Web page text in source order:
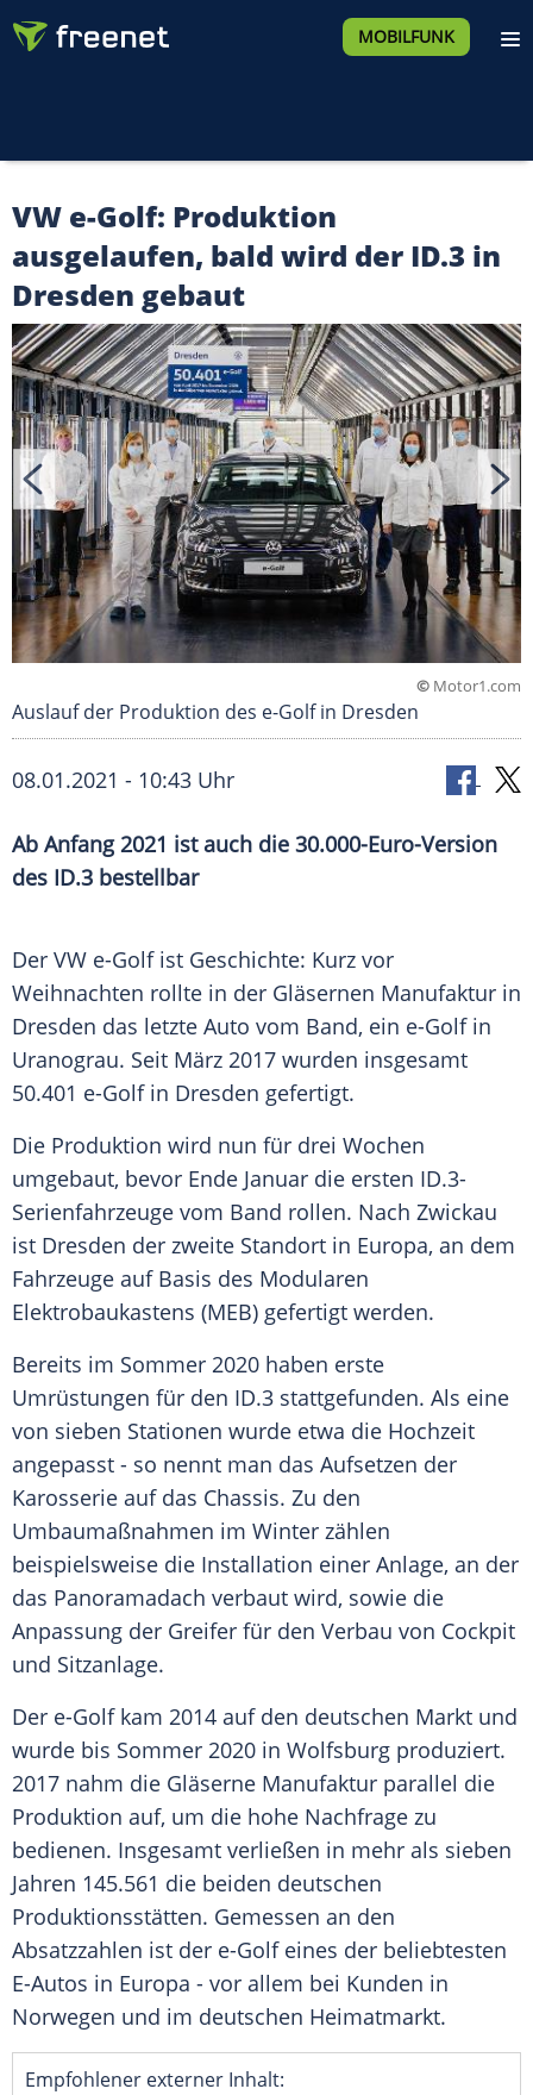
MOBILFUNK
VW e-Golf: Produktion
ausgelaufen, bald wird der ID.3 in
Dresden gebaut
© Motor1.com
Auslauf der Produktion des e-Golf in Dresden
08.01.2021 - 10:43 Uhr
Ab Anfang 2021 ist auch die 30.000-Euro-Version
des ID.3 bestellbar
Der VW e-Golf ist Geschichte: Kurz vor
Weihnachten rollte in der Gläsernen Manufaktur in
Dresden das letzte Auto vom Band, ein e-Golf in
Uranograu. Seit März 2017 wurden insgesamt
50.401 e-Golf in Dresden gefertigt.
Die Produktion wird nun für drei Wochen
umgebaut, bevor Ende Januar die ersten ID.3-
Serienfahrzeuge vom Band rollen. Nach Zwickau
ist Dresden der zweite Standort in Europa, an dem
Fahrzeuge auf Basis des Modularen
Elektrobaukastens (MEB) gefertigt werden.
Bereits im Sommer 2020 haben erste
Umrüstungen für den ID.3 stattgefunden. Als eine
von sieben Stationen wurde etwa die Hochzeit
angepasst - so nennt man das Aufsetzen der
Karosserie auf das Chassis. Zu den
Umbaumaßnahmen im Winter zählen
beispielsweise die Installation einer Anlage, an der
das Panoramadach verbaut wird, sowie die
Anpassung der Greifer für den Verbau von Cockpit
und Sitzanlage.
Der e-Golf kam 2014 auf den deutschen Markt und
wurde bis Sommer 2020 in Wolfsburg produziert.
2017 nahm die Gläserne Manufaktur parallel die
Produktion auf, um die hohe Nachfrage zu
bedienen. Insgesamt verließen in mehr als sieben
Jahren 145.561 die beiden deutschen
Produktionsstätten. Gemessen an den
Absatzzahlen ist der e-Golf eines der beliebtesten
E-Autos in Europa - vor allem bei Kunden in
Norwegen und im deutschen Heimatmarkt.
Empfohlener externer Inhalt: